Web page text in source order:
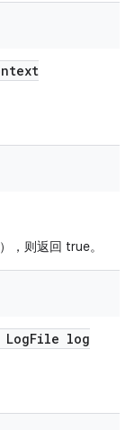
，则返回 true。
LogFile log